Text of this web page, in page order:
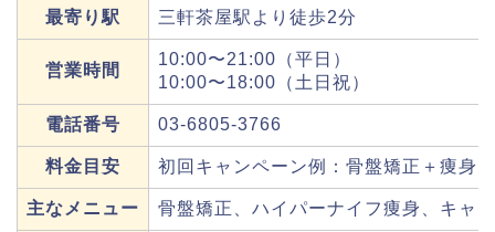
最寄り駅 三軒茶屋駅より徒歩2分
営業時間
10:00〜21:00（平日）
10:00〜18:00（土日祝）
電話番号 03-6805-3766
料金目安 初回キャンペーン例：骨盤矯正＋痩身
主なメニュー 骨盤矯正、ハイパーナイフ痩身、キャ